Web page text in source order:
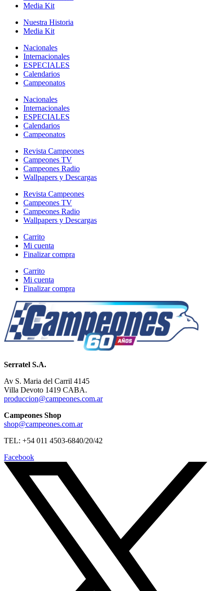
Media Kit
Nuestra Historia
Media Kit
Nacionales
Internacionales
ESPECIALES
Calendarios
Campeonatos
Nacionales
Internacionales
ESPECIALES
Calendarios
Campeonatos
Revista Campeones
Campeones TV
Campeones Radio
Wallpapers y Descargas
Revista Campeones
Campeones TV
Campeones Radio
Wallpapers y Descargas
Carrito
Mi cuenta
Finalizar compra
Carrito
Mi cuenta
Finalizar compra
Serratel S.A.
Av S. Maria del Carril 4145
Villa Devoto 1419 CABA.
produccion@campeones.com.ar
Campeones Shop
shop@campeones.com.ar
TEL: +54 011 4503-6840/20/42
Facebook